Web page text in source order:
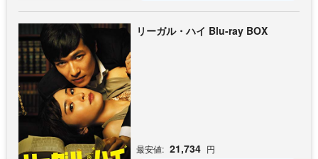
リーガル・ハイ Blu-ray BOX
最安値: 21,734 円